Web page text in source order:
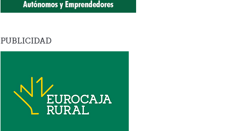
PUBLICIDAD